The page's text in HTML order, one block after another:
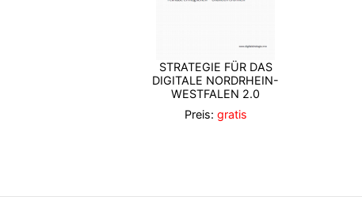
STRATEGIE FÜR DAS
DIGITALE NORDRHEIN-
WESTFALEN 2.0
Preis: gratis